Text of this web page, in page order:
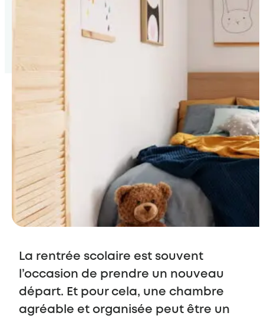
La rentrée scolaire est souvent
l’occasion de prendre un nouveau
départ. Et pour cela, une chambre
agréable et organisée peut être un